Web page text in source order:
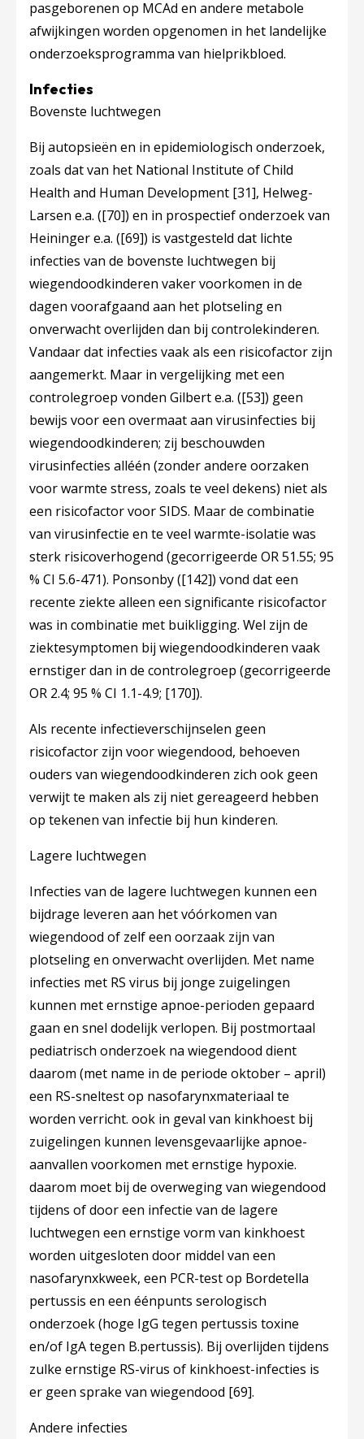
pasgeborenen op MCAd en andere metabole
afwijkingen worden opgenomen in het landelijke
onderzoeksprogramma van hielprikbloed.
Infecties
Bovenste luchtwegen
Bij autopsieën en in epidemiologisch onderzoek,
zoals dat van het National Institute of Child
Health and Human Development [31], Helweg-
Larsen e.a. ([70]) en in prospectief onderzoek van
Heininger e.a. ([69]) is vastgesteld dat lichte
infecties van de bovenste luchtwegen bij
wiegendoodkinderen vaker voorkomen in de
dagen voorafgaand aan het plotseling en
onverwacht overlijden dan bij controlekinderen.
Vandaar dat infecties vaak als een risicofactor zijn
aangemerkt. Maar in vergelijking met een
controlegroep vonden Gilbert e.a. ([53]) geen
bewijs voor een overmaat aan virusinfecties bij
wiegendoodkinderen; zij beschouwden
virusinfecties alléén (zonder andere oorzaken
voor warmte stress, zoals te veel dekens) niet als
een risicofactor voor SIDS. Maar de combinatie
van virusinfectie en te veel warmte-isolatie was
sterk risicoverhogend (gecorrigeerde OR 51.55; 95
% CI 5.6-471). Ponsonby ([142]) vond dat een
recente ziekte alleen een significante risicofactor
was in combinatie met buikligging. Wel zijn de
ziektesymptomen bij wiegendoodkinderen vaak
ernstiger dan in de controlegroep (gecorrigeerde
OR 2.4; 95 % CI 1.1-4.9; [170]).
Als recente infectieverschijnselen geen
risicofactor zijn voor wiegendood, behoeven
ouders van wiegendoodkinderen zich ook geen
verwijt te maken als zij niet gereageerd hebben
op tekenen van infectie bij hun kinderen.
Lagere luchtwegen
Infecties van de lagere luchtwegen kunnen een
bijdrage leveren aan het vóórkomen van
wiegendood of zelf een oorzaak zijn van
plotseling en onverwacht overlijden. Met name
infecties met RS virus bij jonge zuigelingen
kunnen met ernstige apnoe-perioden gepaard
gaan en snel dodelijk verlopen. Bij postmortaal
pediatrisch onderzoek na wiegendood dient
daarom (met name in de periode oktober – april)
een RS-sneltest op nasofarynxmateriaal te
worden verricht. ook in geval van kinkhoest bij
zuigelingen kunnen levensgevaarlijke apnoe-
aanvallen voorkomen met ernstige hypoxie.
daarom moet bij de overweging van wiegendood
tijdens of door een infectie van de lagere
luchtwegen een ernstige vorm van kinkhoest
worden uitgesloten door middel van een
nasofarynxkweek, een PCR-test op Bordetella
pertussis en een éénpunts serologisch
onderzoek (hoge IgG tegen pertussis toxine
en/of IgA tegen B.pertussis). Bij overlijden tijdens
zulke ernstige RS-virus of kinkhoest-infecties is
er geen sprake van wiegendood [69].
Andere infecties